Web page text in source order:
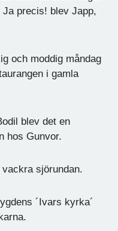
precis! blev Japp,
och moddig måndag
i gamla
blev det en
hos Gunvor.
sjörundan.
´Ivars kyrka´